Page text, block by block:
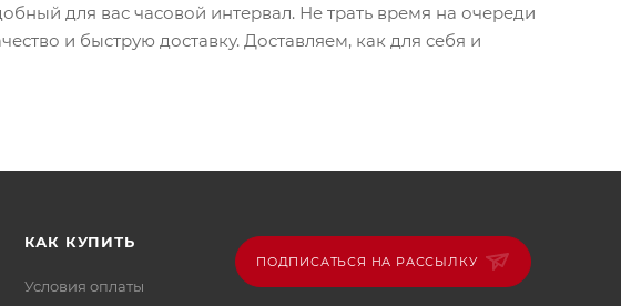
для вас часовой интервал. Не трать время на очереди
и быструю доставку. Доставляем, как для себя и
КАК КУПИТЬ
Условия оплаты
ПОДПИСАТЬСЯ НА РАССЫЛКУ